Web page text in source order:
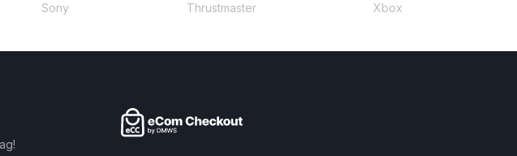
Sony Thrustmaster Xbox